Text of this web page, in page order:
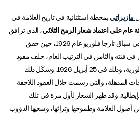
مازيراتي بمحطة استثنائية في تاريخ العلامة في
عام على اعتماد شعار الرمح الثلاثي، الذي ترافق
مع أول فوز لها على المضمار في سباق تارجا فلوريو عام 1926، حين حقق
في فئته والثامن في الترتيب العام، خلف مقود
سيارة مازيراتي تيبو 26 الأسطورية، وذلك في 25 أبريل 1926. وشكّل ذلك
المذهلة، والتي رسمت خلال العقود اللاحقة
وقد ظهر الشعار لأول مرة في تلك
أصول العلامة وطموحها وتراثها، وسعيها الدؤوب